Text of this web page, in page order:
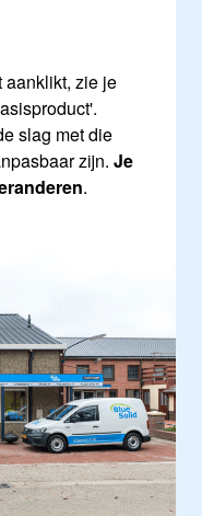
aanklikt, zie je
slag met die
zijn. Je
.